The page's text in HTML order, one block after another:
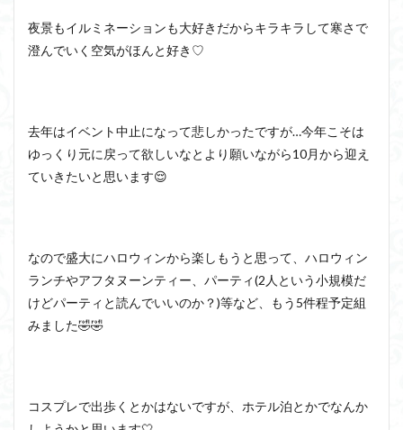
夜景もイルミネーションも大好きだからキラキラして寒さで
澄んでいく空気がほんと好き♡
去年はイベント中止になって悲しかったですが…今年こそは
ゆっくり元に戻って欲しいなとより願いながら10月から迎え
ていきたいと思います😌
なので盛大にハロウィンから楽しもうと思って、ハロウィン
ランチやアフタヌーンティー、パーティ(2人という小規模だ
けどパーティと読んでいいのか？)等など、もう5件程予定組
みました🤣🤣
コスプレで出歩くとかはないですが、ホテル泊とかでなんか